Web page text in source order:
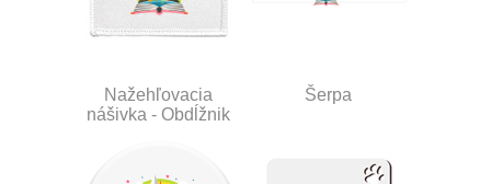
Nažehľovacia
nášivka - Obdĺžnik
Šerpa